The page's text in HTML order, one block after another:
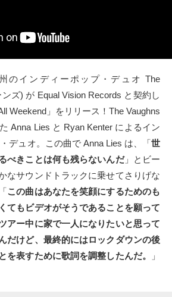
のインディーポップ・デュオ The
ズ) が Equal Vision Records と契約し
Weekend」をリリース！The Vaughns
Anna Lies と Ryan Kenter によるイン
デュオ。この曲で Anna Lies は、「世
べきことは何も残らないんだ」とビー
なサウンドトラックに乗せてさりげな
この曲はあなたを笑顔にするためのも
てもビデオがそうであることを願って
アー中に家で一人になりたいと思って
だけど、最終的にはロックダウンの後
を表すために歌詞を調整したんだ。
」